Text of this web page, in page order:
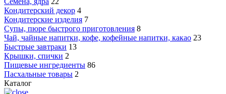
Кондитерский декор 4
Кондитерские изделия 7
Супы, пюре быстрого приготовления 8
Чай, чайные напитки, кофе, кофейные напитки, какао 23
Быстрые завтраки 13
Крышки, спички 2
Пищевые ингредиенты 86
Пасхальные товары 2
Каталог